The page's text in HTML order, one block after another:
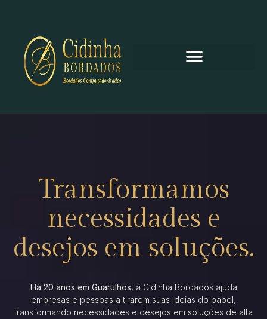
Transformamos
necessidades e
desejos em soluções.
Há 20 anos em Guarulhos, a Cidinha Bordados ajuda
empresas e pessoas a tirarem suas ideias do papel,
transformando necessidades e desejos em soluções de alta